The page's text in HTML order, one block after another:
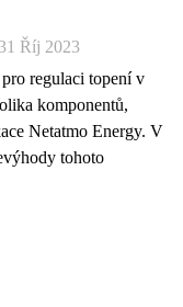
31 Říj 2023
regulaci topení v
komponentů,
Netatmo Energy. V
tohoto